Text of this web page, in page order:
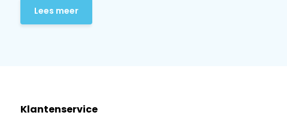
Lees meer
Klantenservice